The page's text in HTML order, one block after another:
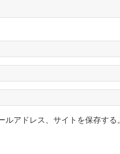
ルアドレス、サイトを保存する